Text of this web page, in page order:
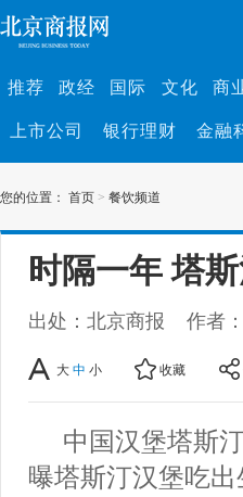
推荐 政经 国际 文化 商
上市公司 银行理财 金融
您的位置： 首页 > 餐饮频道
时隔一年 塔
出处：北京商报 作者
大 中 小 收藏
中国汉堡塔斯
曝塔斯汀汉堡吃